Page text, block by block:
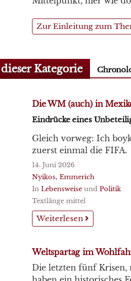
Zur Einleitung zum
Kategorie
Die WM (auch) in
Eindrücke eines
Gleich vorweg: Ich
zuerst einmal die FIFA.
14. Juni 2026
Nyikos, Emmerich
In Lebensweise und Politik
Textlänge mittel
Weiterlesen
Weltspartag im
Die letzten fünf Krisen,